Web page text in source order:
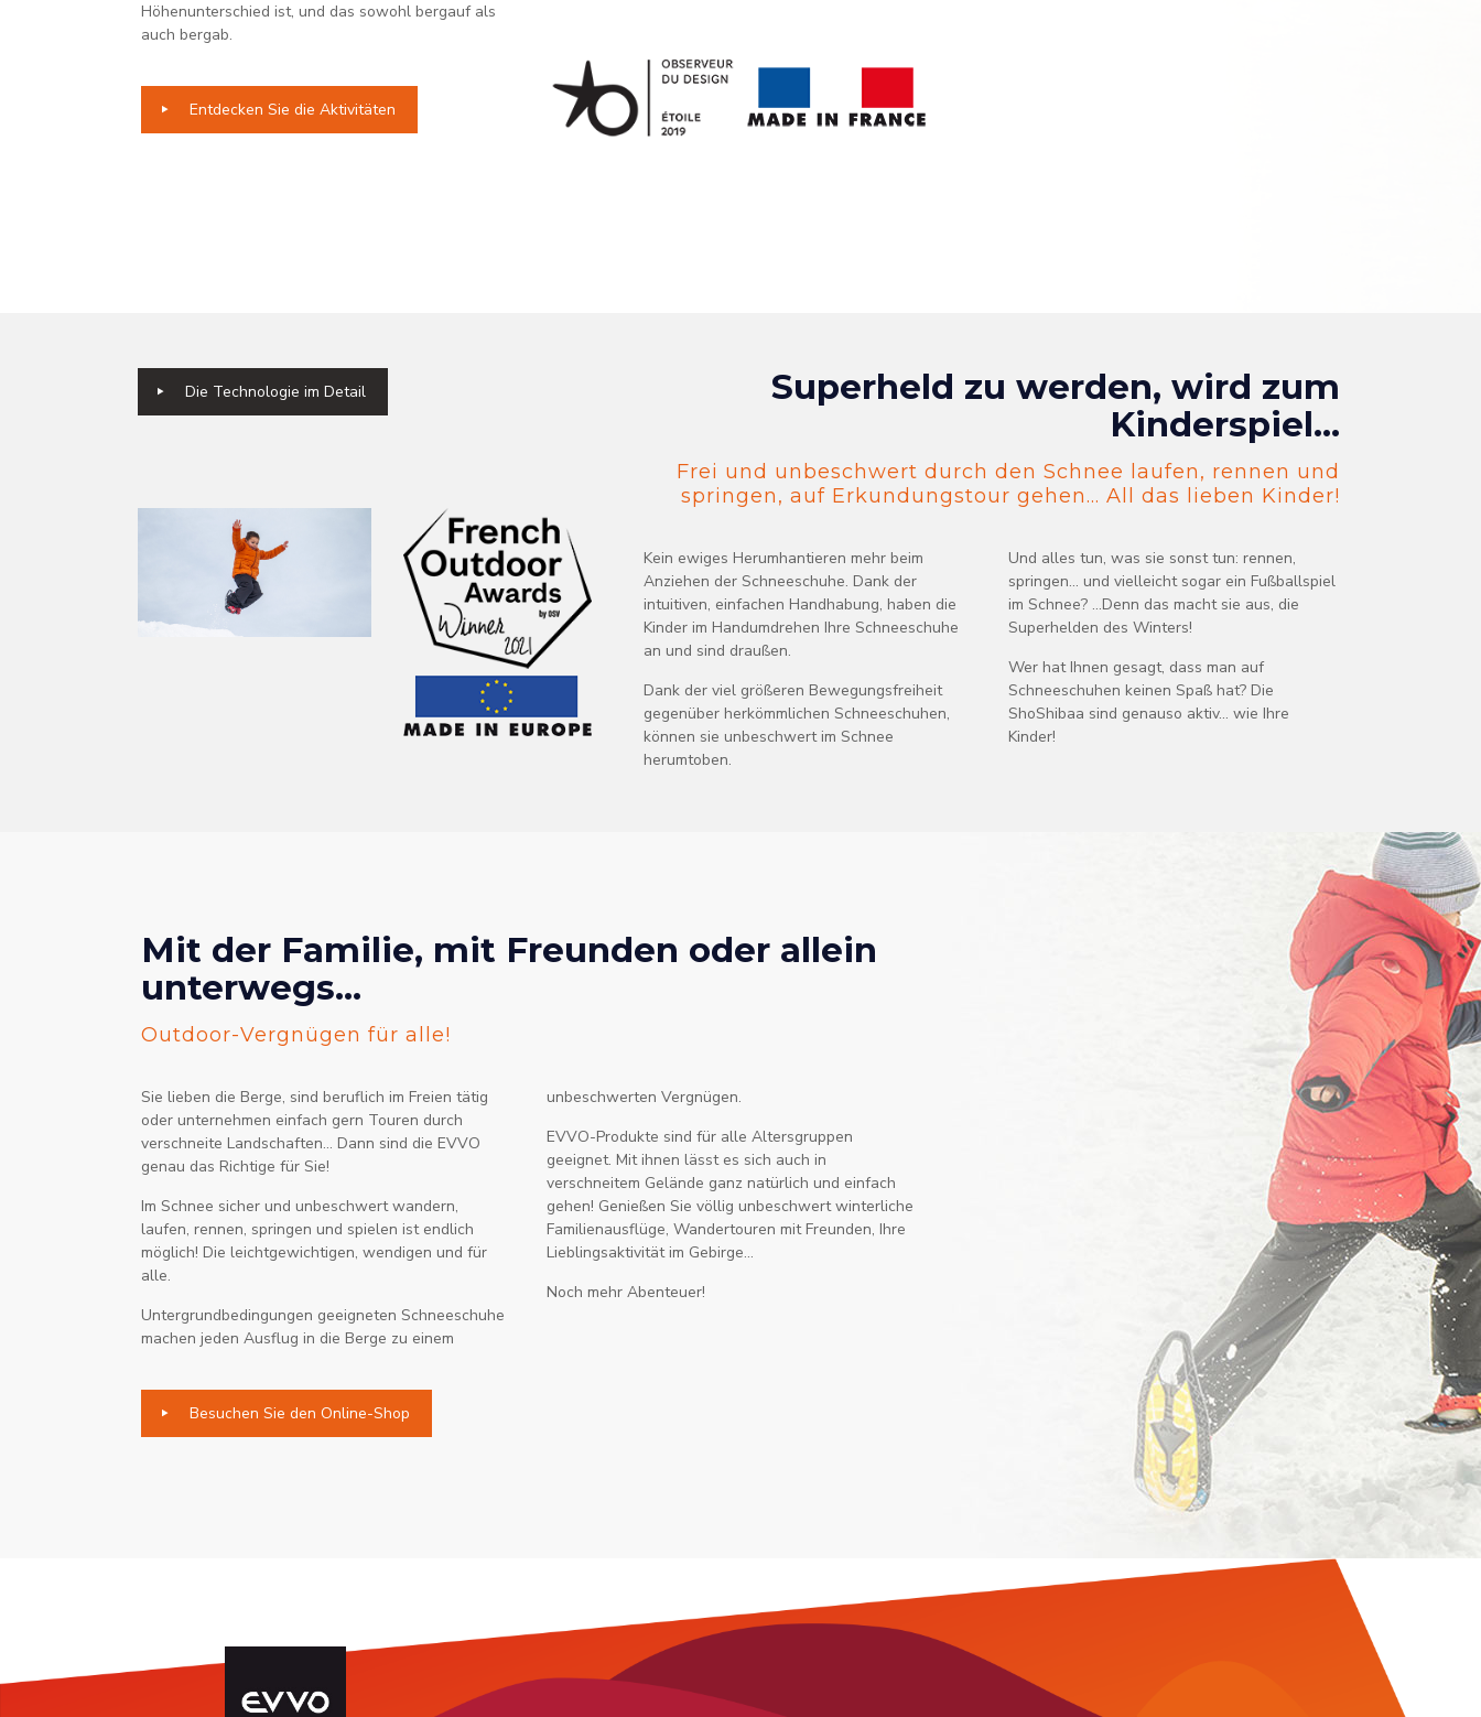
Höhenunterschied ist, und das sowohl bergauf als
auch bergab.
Entdecken Sie die Aktivitäten
Die Technologie im Detail
Superheld zu werden, wird zum
Kinderspiel...
Frei und unbeschwert durch den Schnee laufen, rennen und
springen, auf Erkundungstour gehen... All das lieben Kinder!
Kein ewiges Herumhantieren mehr beim
Anziehen der Schneeschuhe. Dank der
intuitiven, einfachen Handhabung, haben die
Kinder im Handumdrehen Ihre Schneeschuhe
an und sind draußen.
Dank der viel größeren Bewegungsfreiheit
gegenüber herkömmlichen Schneeschuhen,
können sie unbeschwert im Schnee
herumtoben.
Und alles tun, was sie sonst tun: rennen,
springen... und vielleicht sogar ein Fußballspiel
im Schnee? ...Denn das macht sie aus, die
Superhelden des Winters!
Wer hat Ihnen gesagt, dass man auf
Schneeschuhen keinen Spaß hat? Die
ShoShibaa sind genauso aktiv... wie Ihre
Kinder!
Mit der Familie, mit Freunden oder allein
unterwegs...
Outdoor-Vergnügen für alle!
Sie lieben die Berge, sind beruflich im Freien tätig
oder unternehmen einfach gern Touren durch
verschneite Landschaften... Dann sind die EVVO
genau das Richtige für Sie!
Im Schnee sicher und unbeschwert wandern,
laufen, rennen, springen und spielen ist endlich
möglich! Die leichtgewichtigen, wendigen und für
alle.
Untergrundbedingungen geeigneten Schneeschuhe
machen jeden Ausflug in die Berge zu einem
unbeschwerten Vergnügen.
EVVO-Produkte sind für alle Altersgruppen
geeignet. Mit ihnen lässt es sich auch in
verschneitem Gelände ganz natürlich und einfach
gehen! Genießen Sie völlig unbeschwert winterliche
Familienausflüge, Wandertouren mit Freunden, Ihre
Lieblingsaktivität im Gebirge...
Noch mehr Abenteuer!
Besuchen Sie den Online-Shop